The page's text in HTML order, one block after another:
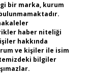
bir marka, kurum
haber niteliği
hakkında
ve kişiler ile isim
bilgiler